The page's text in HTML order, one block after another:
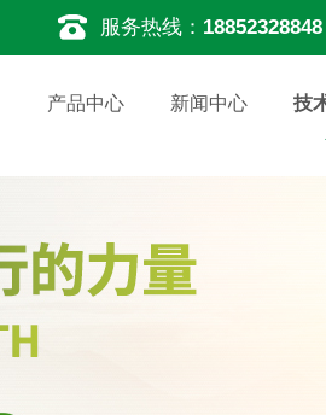
服务热线： 18852328848
产品中心 新闻中心 技